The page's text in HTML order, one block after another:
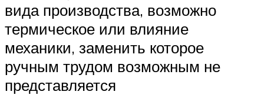
вида производства, возможно
термическое или влияние
механики, заменить которое
ручным трудом возможным не
представляется